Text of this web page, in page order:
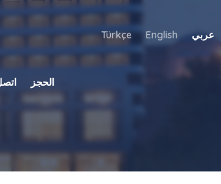
Türkçe English عربي
الحجز